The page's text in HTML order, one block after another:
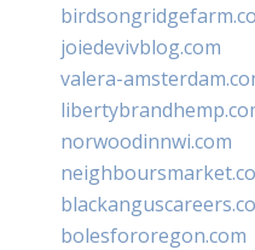
joiedevivblog.com
valera-
norwoodinnwi.com
bolesfororegon.com